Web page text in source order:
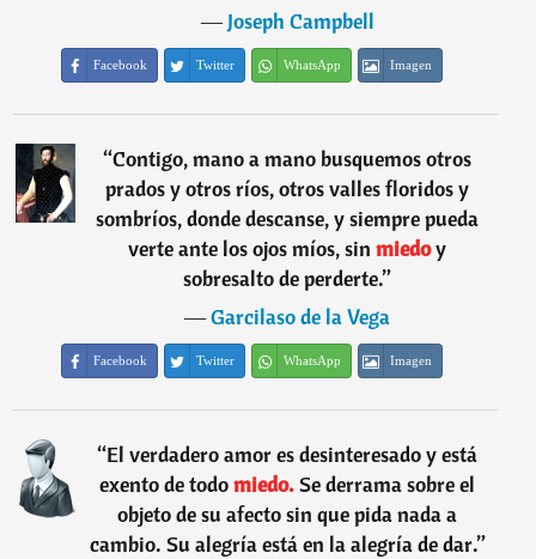
―Joseph Campbell
Facebook Twitter WhatsApp Imagen
“Contigo, mano a mano busquemos otros
prados y otros ríos, otros valles floridos y
sombríos, donde descanse, y siempre pueda
verte ante los ojos míos, sin miedoy
sobresalto de perderte.”
―Garcilaso de la Vega
Facebook Twitter WhatsApp Imagen
“El verdadero amor es desinteresado y está
exento de todomiedo.Se derrama sobre el
objeto de su afecto sin que pida nada a
cambio. Su alegría está en la alegría de dar.”